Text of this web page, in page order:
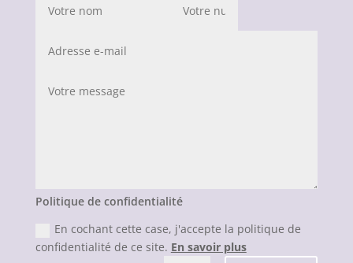
Politique de confidentialité
En cochant cette case, j'accepte la politique de
confidentialité de ce site. En savoir plus